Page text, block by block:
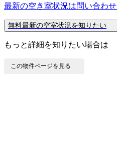
最新の空き室状況は問い合わせ
無料最新の空室状況を知りたい
もっと詳細を知りたい場合は
この物件ページを見る